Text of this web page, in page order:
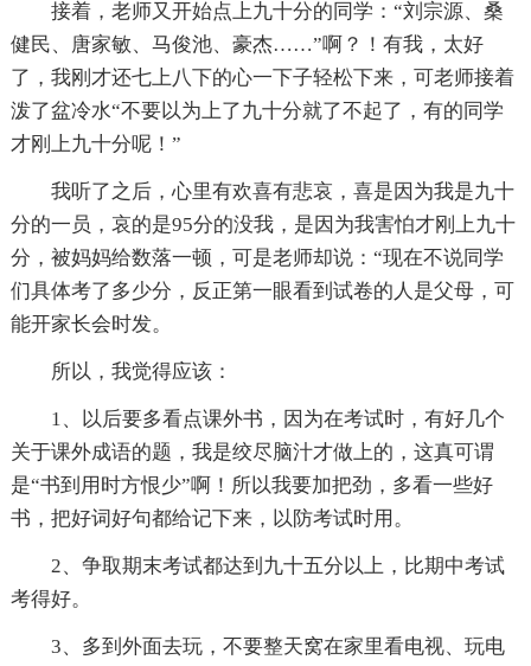
接着，老师又开始点上九十分的同学：“刘宗源、桑
健民、唐家敏、马俊池、豪杰……”啊？！有我，太好
了，我刚才还七上八下的心一下子轻松下来，可老师接着
泼了盆冷水“不要以为上了九十分就了不起了，有的同学
才刚上九十分呢！”
我听了之后，心里有欢喜有悲哀，喜是因为我是九十
分的一员，哀的是95分的没我，是因为我害怕才刚上九十
分，被妈妈给数落一顿，可是老师却说：“现在不说同学
们具体考了多少分，反正第一眼看到试卷的人是父母，可
能开家长会时发。
所以，我觉得应该：
1、以后要多看点课外书，因为在考试时，有好几个
关于课外成语的题，我是绞尽脑汁才做上的，这真可谓
是“书到用时方恨少”啊！所以我要加把劲，多看一些好
书，把好词好句都给记下来，以防考试时用。
2、争取期末考试都达到九十五分以上，比期中考试
考得好。
3、多到外面去玩，不要整天窝在家里看电视、玩电